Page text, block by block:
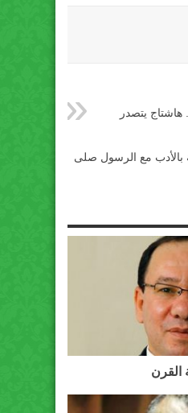
يتصدر
بالأدب مع الرسول صلى
القرن